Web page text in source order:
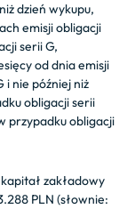
dzień wykupu,
emisji obligacji
serii G,
od dnia emisji
i nie później niż
obligacji serii
przypadku obligacji
zakładowy
PLN (słownie: